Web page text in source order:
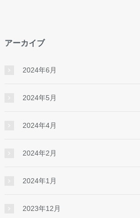
アーカイブ
2024年6月
2024年5月
2024年4月
2024年2月
2024年1月
2023年12月